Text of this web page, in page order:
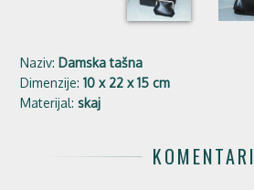
Naziv: Damska tašna
Dimenzije:10 x 22 x 15 cm
Materijal:skaj
KOMENTARI